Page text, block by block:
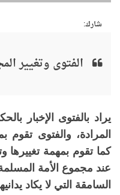
شارك:
الفتوى وتغيير
يراد بالفتوى الإخبار
المرادة، والفتوى تقوم
كما تقوم بمهمة تغييرها
عند مجموع الأمة المسلمة
السامقة التي لا يكاد